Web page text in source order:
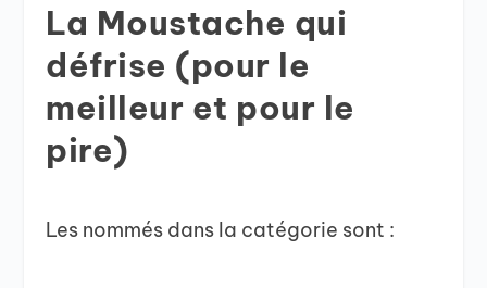
La Moustache qui
défrise (pour le
meilleur et pour le
pire)
Les nommés dans la catégorie sont :